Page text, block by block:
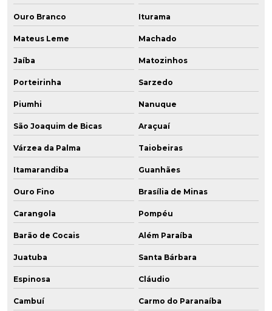
Ouro Branco Iturama
Mateus Leme Machado
Jaíba Matozinhos
Porteirinha Sarzedo
Piumhi Nanuque
São Joaquim de Bicas Araçuaí
Várzea da Palma Taiobeiras
Itamarandiba Guanhães
Ouro Fino Brasília de Minas
Carangola Pompéu
Barão de Cocais Além Paraíba
Juatuba Santa Bárbara
Espinosa Cláudio
Cambuí Carmo do Paranaíba